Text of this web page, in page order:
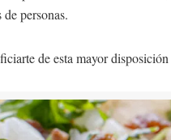
personas.
de esta mayor